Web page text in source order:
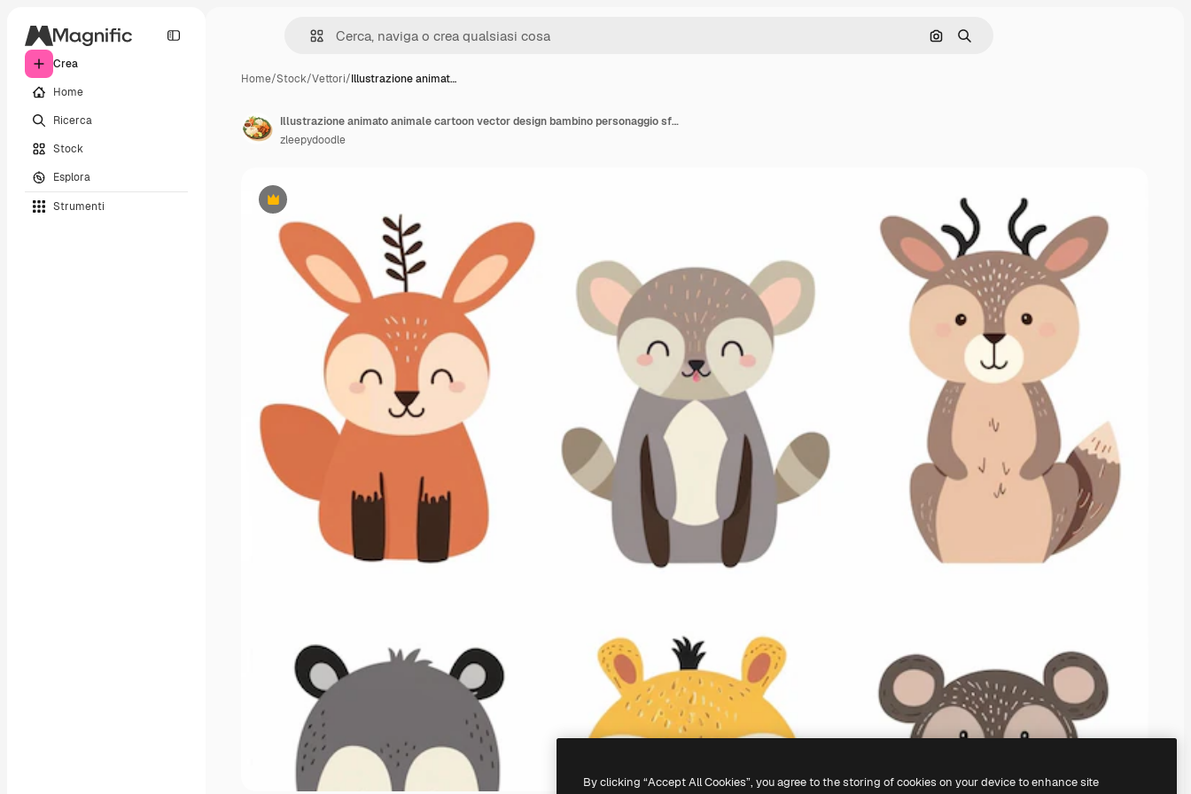
Crea
Home
Ricerca
Stock
Esplora
Strumenti
Cerca per immagine
Ricerca
Home/Stock/Vettori/Illustrazione animat…
Premium
Illustrazione animato animale cartoon vector design bambino personaggio sfondo stampa collezione
zleepydoodle
By clicking “Accept All Cookies”, you agree to the storing of cookies on your device to enhance site